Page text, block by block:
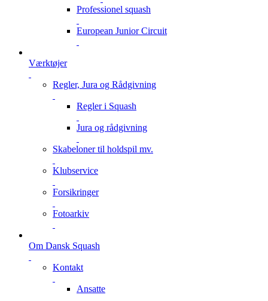
Professionel squash
European Junior Circuit
Værktøjer
Regler, Jura og Rådgivning
Regler i Squash
Jura og rådgivning
Skabeloner til holdspil mv.
Klubservice
Forsikringer
Fotoarkiv
Om Dansk Squash
Kontakt
Ansatte